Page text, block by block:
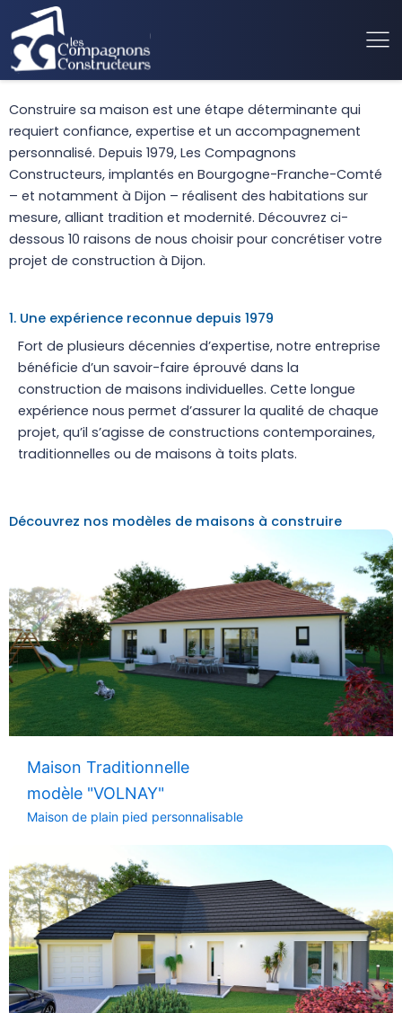
Construire sa maison est une étape déterminante qui
requiert confiance, expertise et un accompagnement
personnalisé. Depuis 1979, Les Compagnons
Constructeurs, implantés en Bourgogne-Franche-Comté
– et notamment à Dijon – réalisent des habitations sur
mesure, alliant tradition et modernité. Découvrez ci-
dessous 10 raisons de nous choisir pour concrétiser votre
projet de construction à Dijon.
1. Une expérience reconnue depuis 1979
Fort de plusieurs décennies d’expertise, notre entreprise
bénéficie d’un savoir-faire éprouvé dans la
construction de maisons individuelles. Cette longue
expérience nous permet d’assurer la qualité de chaque
projet, qu’il s’agisse de constructions contemporaines,
traditionnelles ou de maisons à toits plats.
Découvrez nos modèles de maisons à construire
Maison Traditionnelle
modèle "VOLNAY"
Maison de plain pied personnalisable